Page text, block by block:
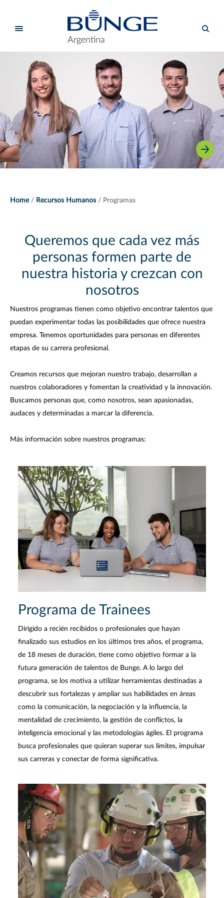
Argentina
Home Recursos Humanos Programas
Queremos que cada vez más
personas formen parte de
nuestra historia y crezcan con
nosotros
Nuestros programas tienen como objetivo encontrar talentos que
puedan experimentar todas las posibilidades que ofrece nuestra
empresa. Tenemos oportunidades para personas en diferentes
etapas de su carrera profesional.
Creamos recursos que mejoran nuestro trabajo, desarrollan a
nuestros colaboradores y fomentan la creatividad y la innovación.
Buscamos personas que, como nosotros, sean apasionadas,
audaces y determinadas a marcar la diferencia.
Más información sobre nuestros programas:
Programa de Trainees
Dirigido a recién recibidos o profesionales que hayan
finalizado sus estudios en los últimos tres años, el programa,
de 18 meses de duración, tiene como objetivo formar a la
futura generación de talentos de Bunge. A lo largo del
programa, se los motiva a utilizar herramientas destinadas a
descubrir sus fortalezas y ampliar sus habilidades en áreas
como la comunicación, la negociación y la influencia, la
mentalidad de crecimiento, la gestión de conflictos, la
inteligencia emocional y las metodologías ágiles. El programa
busca profesionales que quieran superar sus límites, impulsar
sus carreras y conectar de forma significativa.